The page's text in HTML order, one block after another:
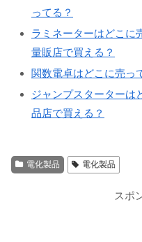
ってる？
ラミネーターはどこに
量販店で買える？
関数電卓はどこに売っ
ジャンプスターターは
品店で買える？
電化製品 電化製品
スポ